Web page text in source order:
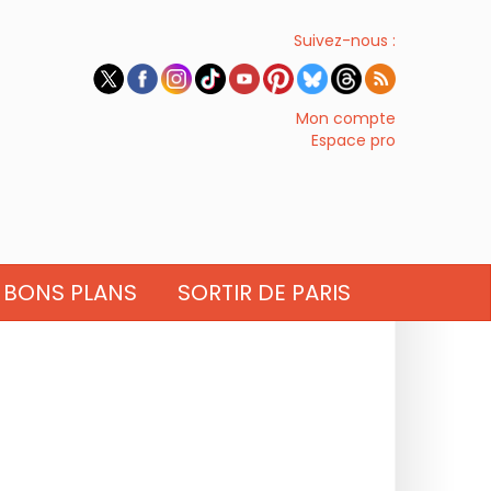
Suivez-nous :
Mon compte
Espace pro
BONS PLANS SORTIR DE PARIS